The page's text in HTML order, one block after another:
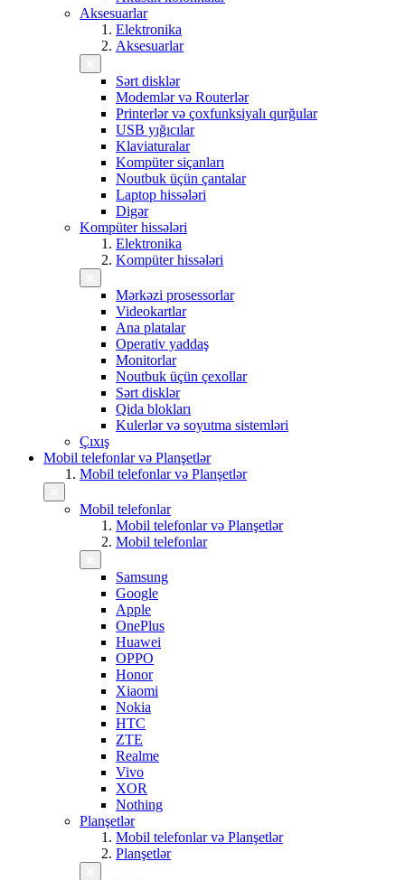
Aksesuarlar
Elektronika
Aksesuarlar
Sərt disklər
Modemlər və Routerlər
Printerlər və çoxfunksiyalı qurğular
USB yığıcılar
Klaviaturalar
Kompüter siçanları
Noutbuk üçün çantalar
Laptop hissələri
Digər
Kompüter hissələri
Elektronika
Kompüter hissələri
Mərkəzi prosessorlar
Videokartlar
Ana platalar
Operativ yaddaş
Monitorlar
Noutbuk üçün çexollar
Sərt disklər
Qida blokları
Kulerlər və soyutma sistemləri
Çıxış
Mobil telefonlar və Planşetlər
Mobil telefonlar və Planşetlər
Mobil telefonlar
Mobil telefonlar və Planşetlər
Mobil telefonlar
Samsung
Google
Apple
OnePlus
Huawei
OPPO
Honor
Xiaomi
Nokia
HTC
ZTE
Realme
Vivo
XOR
Nothing
Planşetlər
Mobil telefonlar və Planşetlər
Planşetlər